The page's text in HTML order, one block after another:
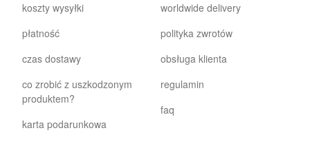
koszty wysyłki
płatność
czas dostawy
co zrobić z uszkodzonym
produktem?
karta podarunkowa
worldwide delivery
polityka zwrotów
obsługa klienta
regulamin
faq